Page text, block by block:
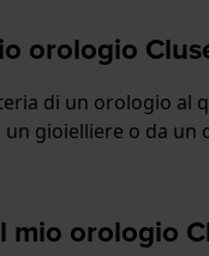
orologio
di un orologio al
gioielliere o da
orologio